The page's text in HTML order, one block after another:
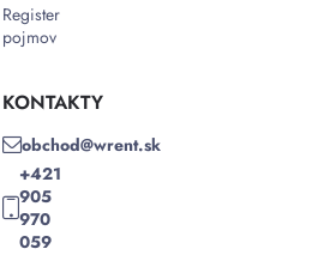
Register
pojmov
KONTAKTY
obchod@wrent.sk
+421
905
970
059